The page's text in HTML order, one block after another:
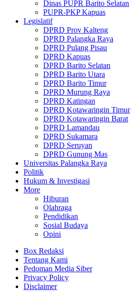
Dinas PUPR Barito Selatan
PUPR-PKP Kapuas
Legislatif
DPRD Prov Kalteng
DPRD Palangka Raya
DPRD Pulang Pisau
DPRD Kapuas
DPRD Barito Selatan
DPRD Barito Utara
DPRD Barito Timur
DPRD Murung Raya
DPRD Katingan
DPRD Kotawaringin Timur
DPRD Kotawaringin Barat
DPRD Lamandau
DPRD Sukamara
DPRD Seruyan
DPRD Gunung Mas
Universitas Palangka Raya
Politik
Hukum & Investigasi
More
Hiburan
Olahraga
Pendidikan
Sosial Budaya
Opini
Box Redaksi
Tentang Kami
Pedoman Media Siber
Privacy Policy
Disclaimer